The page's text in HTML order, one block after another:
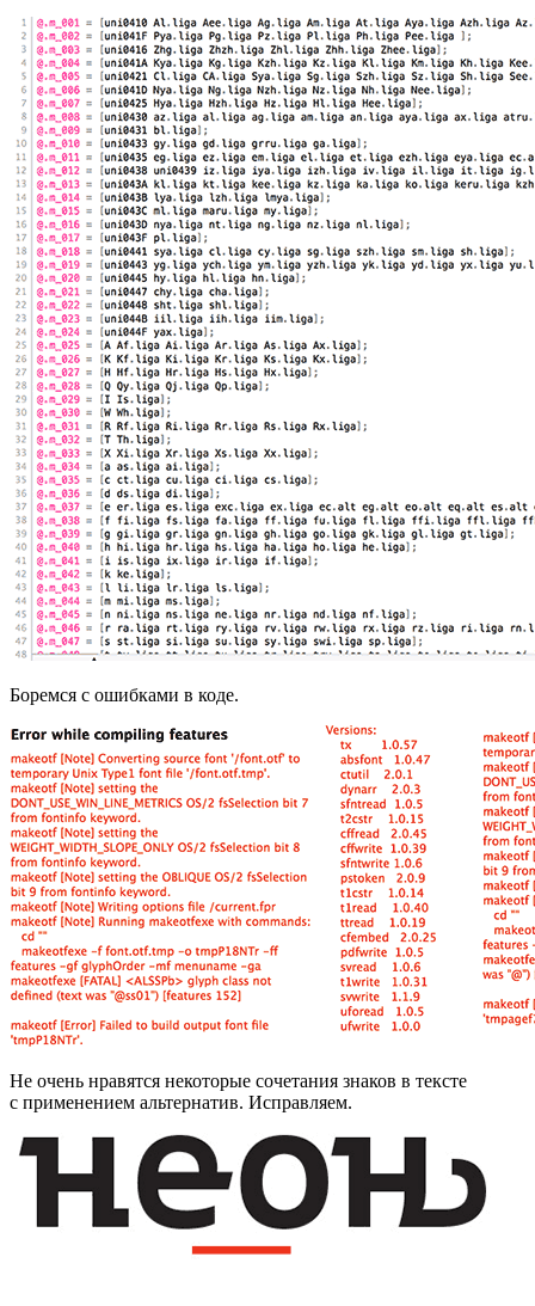
Боремся с ошибками в коде.
Не очень нравятся некоторые сочетания знаков в тексте
с применением альтернатив. Исправляем.